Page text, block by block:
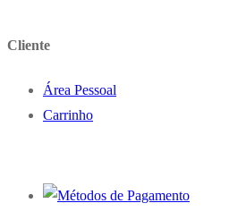
Cliente
Área Pessoal
Carrinho